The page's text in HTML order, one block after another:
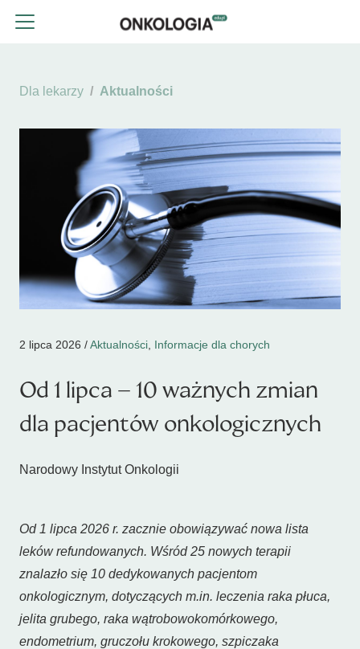
Dla lekarzy Aktualności
2 lipca 2026 /Aktualności Informacje dla chorych
Od 1 lipca – 10 ważnych zmian
dla pacjentów onkologicznych
Narodowy Instytut Onkologii
Od 1 lipca 2026 r. zacznie obowiązywać nowa lista
leków refundowanych. Wśród 25 nowych terapii
znalazło się 10 dedykowanych pacjentom
onkologicznym, dotyczących m.in. leczenia raka płuca,
jelita grubego, raka wątrobowokomórkowego,
endometrium, gruczołu krokowego, szpiczaka